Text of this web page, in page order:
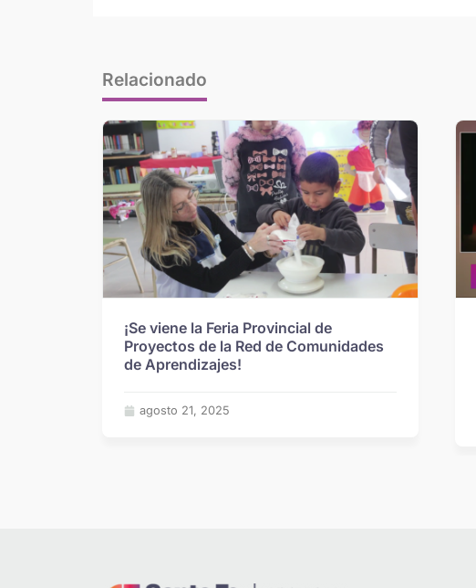
Relacionado
¡Se viene la Feria Provincial de
Proyectos de la Red de Comunidades
de Aprendizajes!
agosto 21, 2025